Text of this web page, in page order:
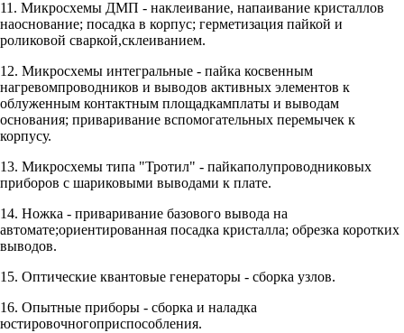
11. Микросхемы ДМП - наклеивание, напаивание кристаллов
наоснование; посадка в корпус; герметизация пайкой и
роликовой сваркой,склеиванием.
12. Микросхемы интегральные - пайка косвенным
нагревомпроводников и выводов активных элементов к
облуженным контактным площадкамплаты и выводам
основания; приваривание вспомогательных перемычек к
корпусу.
13. Микросхемы типа "Тротил" - пайкаполупроводниковых
приборов с шариковыми выводами к плате.
14. Ножка - приваривание базового вывода на
автомате;ориентированная посадка кристалла; обрезка коротких
выводов.
15. Оптические квантовые генераторы - сборка узлов.
16. Опытные приборы - сборка и наладка
юстировочногоприспособления.